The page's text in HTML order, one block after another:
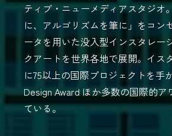
ティブ・ニューメディアスタジオ
に、アルゴリズムを筆に」をコン
ータを用いた没入型インスタレー
クアートを世界各地で展開。イス
に75以上の国際プロジェクトを手
Design Award ほか多数の国際的
ている。